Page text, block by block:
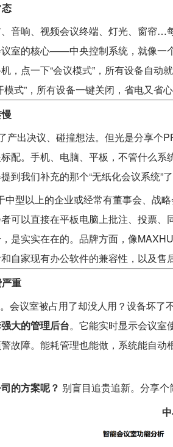
音响、视频会议终端、灯光、窗帘…
室的核心——中央控制系统，就像一
，点一下“会议模式”，所有设备自动
式”，所有设备一键关闭，省电又省心
产出决议、碰撞想法。但光是分享
配。手机、电脑、平板，不管什么
到我们补充的那个“无纸化会议系统”了
中型以上的企业或经常有董事会、战
可以直接在平板电脑上批注、投票
是实实在在的。品牌方面，像
自家现有办公软件的兼容性，以及售
重
会议室被占用了却没人用？设备坏
大的管理后台。它能实时显示会议室
故障。能耗管理也能做，系统能自
的方案呢？ 别盲目追贵追新。分享个